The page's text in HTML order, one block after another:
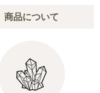
商品について